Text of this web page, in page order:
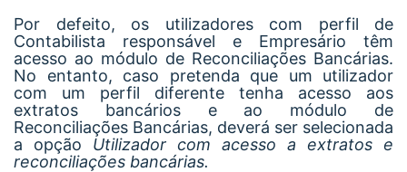
Por defeito, os utilizadores com perfil de
Contabilista responsável e Empresário têm
acesso ao módulo de Reconciliações Bancárias.
No entanto, caso pretenda que um utilizador
com um perfil diferente tenha acesso aos
extratos bancários e ao módulo de
Reconciliações Bancárias, deverá ser selecionada
a opção Utilizador com acesso a extratos e
reconciliações bancárias.